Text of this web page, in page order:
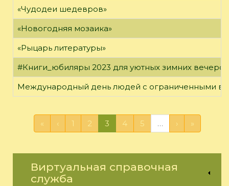
«Чудодеи шедевров»
«Новогодняя мозаика»
«Рыцарь литературы»
#Книги_юбиляры 2023 для уютных зимних вечеров
Международный день людей с ограниченными
« ‹ 1 2 3 4 5 … › »
Виртуальная справочная
служба